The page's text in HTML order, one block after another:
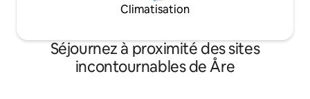
Climatisation
Séjournez à proximité des sites
incontournables de Åre